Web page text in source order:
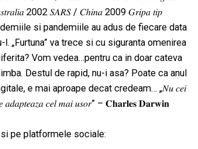
2002 𝑆𝐴𝑅𝑆 / 𝐶ℎ𝑖𝑛𝑎 2009 𝐺𝑟𝑖𝑝𝑎 𝑡𝑖𝑝
si pandemiile au adus de fiecare data
„Furtuna” va trece si cu siguranta omenirea
Vom vedea…pentru ca in doar cateva
Destul de rapid, nu-i asa? Poate ca anul
e mai aproape decat credeam… „𝑁𝑢 𝑐𝑒𝑖
𝑠𝑒 𝑎𝑑𝑎𝑝𝑡𝑒𝑎𝑧𝑎 𝑐𝑒𝑙 𝑚𝑎𝑖 𝑢𝑠𝑜𝑟” – 𝐂𝐡𝐚𝐫𝐥𝐞𝐬 𝐃𝐚𝐫𝐰𝐢𝐧
pe platformele sociale: